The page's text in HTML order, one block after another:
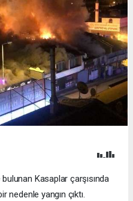
Kasaplar çarşısında
nedenle yangın çıktı.